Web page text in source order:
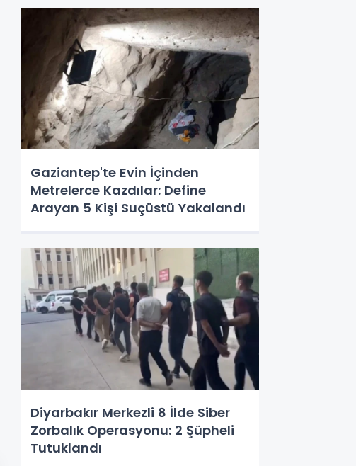
Gaziantep'te Evin İçinden
Metrelerce Kazdılar: Define
Arayan 5 Kişi Suçüstü Yakalandı
Diyarbakır Merkezli 8 İlde Siber
Zorbalık Operasyonu: 2 Şüpheli
Tutuklandı